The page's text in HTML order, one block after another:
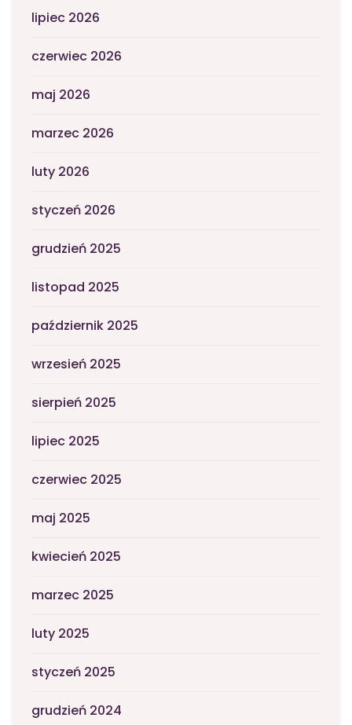
lipiec 2026
czerwiec 2026
maj 2026
marzec 2026
luty 2026
styczeń 2026
grudzień 2025
listopad 2025
październik 2025
wrzesień 2025
sierpień 2025
lipiec 2025
czerwiec 2025
maj 2025
kwiecień 2025
marzec 2025
luty 2025
styczeń 2025
grudzień 2024